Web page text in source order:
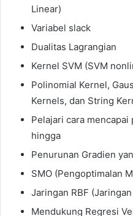
Linear)
Variabel slack
Dualitas Lagrangian
Kernel SVM (SVM
Polinomial Kernel,
Kernels, dan String
Pelajari cara
hingga
Penurunan Gradien
SMO (Pengoptimalan
Jaringan RBF
Mendukung Regresi